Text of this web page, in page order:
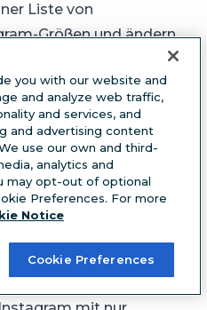
Liste von
Größen und ändern
immer noch zu groß
mitKapwing
Sie einfach Ihr Video
Abmessungen, um es
anzupassen.
you with our website and
and analyze web traffic,
and services, and
and advertising content
use our own and third-
analytics and
may opt-out of optional
Preferences. For more
Notice
Cookie Preferences